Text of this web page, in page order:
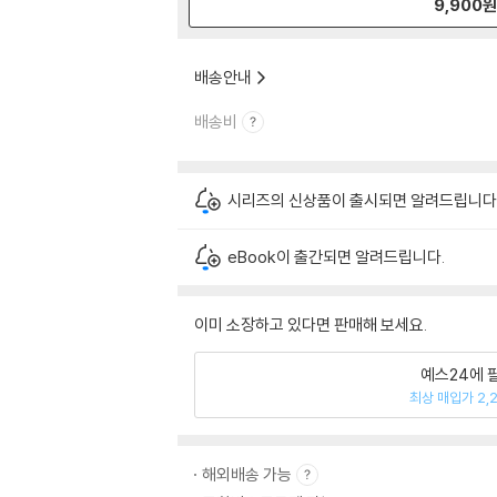
9,900원
배송안내
배송비
시리즈의 신상품이 출시되면 알려드립니
eBook이 출간되면 알려드립니다.
이미 소장하고 있다면 판매해 보세요.
예스24에
최상 매입가
해외배송 가능